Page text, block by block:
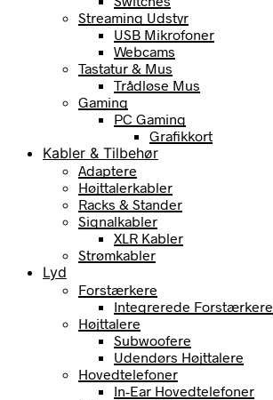
Streaming Udstyr
USB Mikrofoner
Webcams
Tastatur & Mus
Trådløse Mus
Gaming
PC Gaming
Grafikkort
Kabler & Tilbehør
Adaptere
Højttalerkabler
Racks & Stander
Signalkabler
XLR Kabler
Strømkabler
Lyd
Forstærkere
Integrerede Forstærkere
Højttalere
Subwoofere
Udendørs Højttalere
Hovedtelefoner
In-Ear Hovedtelefoner